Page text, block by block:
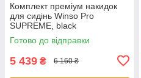
Комплект преміум накидок
для сидінь Winso Pro
SUPREME, black
Готово до відправки
5 439 ₴ 6 160 ₴